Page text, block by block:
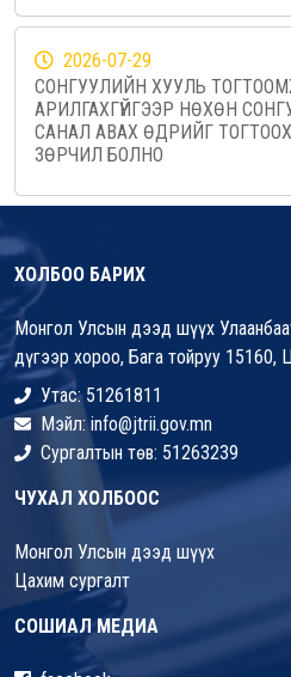
2026-07-29
СОНГУУЛИЙН ХУУЛЬ
АРИЛГАХГҮЙГЭЭР НӨХӨН
САНАЛ АВАХ ӨДРИЙГ
ЗӨРЧИЛ БОЛНО
ХОЛБОО БАРИХ
Монгол Улсын дээд шүүх
дүгээр хороо, Бага тойруу
Утас: 51261811
Мэйл: info@jtrii.gov.mn
Сургалтын төв: 51263239
ЧУХАЛ ХОЛБООС
Монгол Улсын дээд шүүх
Цахим сургалт
СОШИАЛ МЕДИА